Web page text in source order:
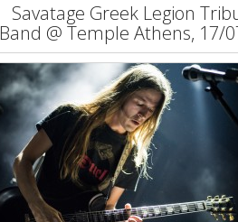
Savatage Greek Legion
Band @ Temple Athens, 17/